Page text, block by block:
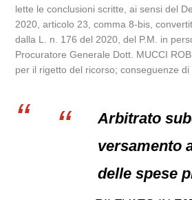
lette le conclusioni scritte, ai sensi del
2020, articolo 23, comma 8-bis,
dalla L. n. 176 del 2020, del P.M. in
Procuratore Generale Dott. MUCCI
per il rigetto del ricorso; conseguenze di
Arbitrato
versamento
delle spese